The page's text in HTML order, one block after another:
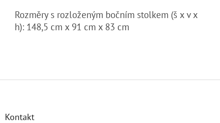
Rozměry s rozloženým bočním stolkem (š x v x
h): 148,5 cm x 91 cm x 83 cm
Kontakt